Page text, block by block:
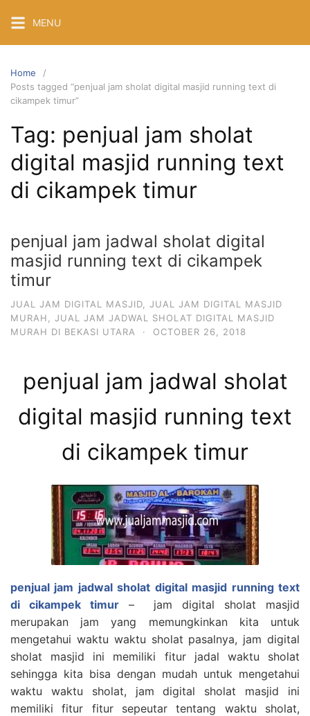
content
MENU
Home
Posts tagged “penjual jam sholat digital masjid running text di
cikampek timur”
Tag: penjual jam sholat
digital masjid running text
di cikampek timur
penjual jam jadwal sholat digital
masjid running text di cikampek
timur
JUAL JAM DIGITAL MASJID
JUAL JAM DIGITAL MASJID
MURAH
JUAL JAM JADWAL SHOLAT DIGITAL MASJID
MURAH DI BEKASI UTARA
· OCTOBER 26, 2018
penjual jam jadwal sholat
digital masjid running text
di cikampek timur
penjual jam jadwal sholat digital masjid running text
di cikampek timur – jam digital sholat masjid
merupakan jam yang memungkinkan kita untuk
mengetahui waktu waktu sholat pasalnya, jam digital
sholat masjid ini memiliki fitur jadal waktu sholat
sehingga kita bisa dengan mudah untuk mengetahui
waktu waktu sholat, jam digital sholat masjid ini
memiliki fitur fitur sepeutar tentang waktu sholat,